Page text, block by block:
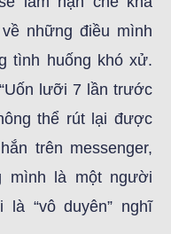
những điều mình
tình huống khó xử.
lưỡi 7 lần trước
thể rút lại được
trên messenger,
mình là một người
là “vô duyên” nghĩ